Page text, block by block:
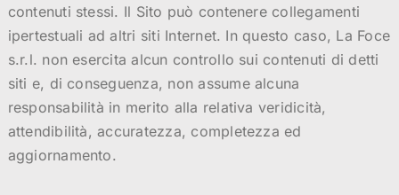
contenuti stessi. Il Sito può contenere collegamenti
ipertestuali ad altri siti Internet. In questo caso, La Foce
s.r.l. non esercita alcun controllo sui contenuti di detti
siti e, di conseguenza, non assume alcuna
responsabilità in merito alla relativa veridicità,
attendibilità, accuratezza, completezza ed
aggiornamento.